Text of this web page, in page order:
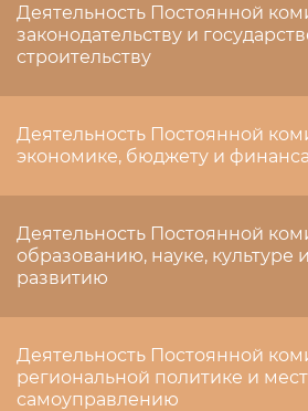
Деятельность Постоянной
законодательству и
строительству
Деятельность Постоянной
экономике, бюджету и
Деятельность Постоянной
образованию, науке, культуре
развитию
Деятельность Постоянной
региональной политике и
самоуправлению